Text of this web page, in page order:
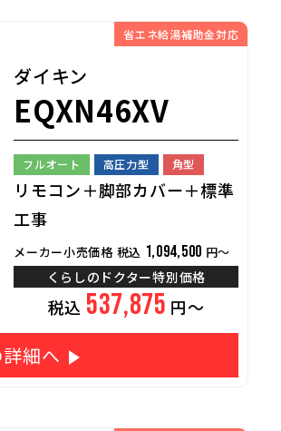
省エネ給湯補助金対応
ダイキン
EQXN46XV
フルオート 高圧力型 角型
リモコン＋脚部カバー＋標準
工事
メーカー小売価格 税込 1,094,500 円～
くらしのドクター特別価格
税込 537,875 円～
細へ